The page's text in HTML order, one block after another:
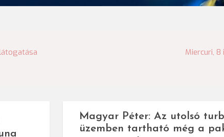
Miercuri, 8
Magyar Péter: Az utolsó
üzemben tartható még a